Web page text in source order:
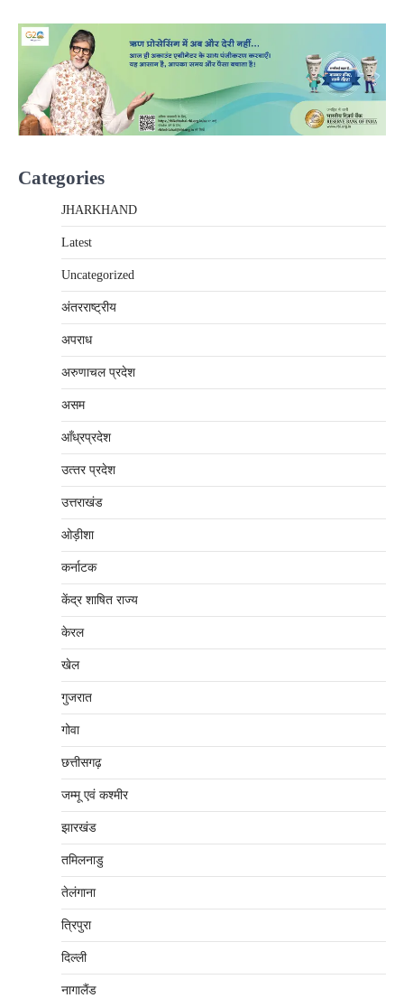
Categories
JHARKHAND
Latest
Uncategorized
अंतरराष्‍ट्रीय
अपराध
अरुणाचल प्रदेश
असम
आँध्रप्रदेश
उत्‍तर प्रदेश
उत्तराखंड
ओड़ीशा
कर्नाटक
केंद्र शाषित राज्य
केरल
खेल
गुजरात
गोवा
छत्तीसगढ़
जम्‍मू एवं कश्‍मीर
झारखंड
तमिलनाडु
तेलंगाना
त्रिपुरा
दिल्‍ली
नागालैंड